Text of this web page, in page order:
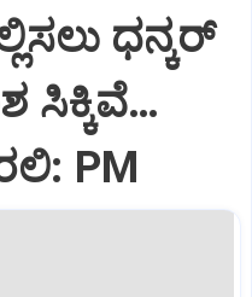
ಧನ್ಕರ್‌
ಸಿಕ್ಕಿವೆ…
PM